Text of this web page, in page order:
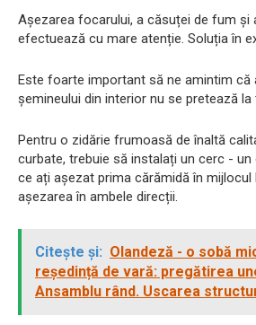
Așezarea focarului, a căsuței de fum și
efectuează cu mare atenție. Soluția în
Este foarte important să ne amintim că
șemineului din interior nu se pretează la
Pentru o zidărie frumoasă de înaltă
curbate, trebuie să instalați un cerc -
ce ați așezat prima cărămidă în mijlocul
așezarea în ambele direcții.
Citește și: Olandeză - o sobă
reședință de vară: pregătirea
Ansamblu rând. Uscarea